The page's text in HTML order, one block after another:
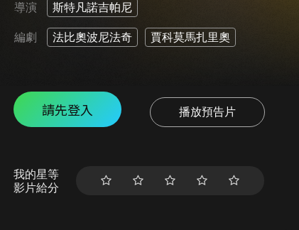
導演 斯特凡諾吉帕尼
編劇 法比奧波尼法奇 賈科莫馬扎里奧
請先登入 播放預告片
我的星等
影片給分